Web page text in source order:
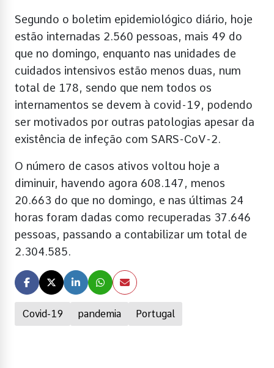
Covid-19 pandemia Portugal
Segundo o boletim epidemiológico diário, hoje
estão internadas 2.560 pessoas, mais 49 do
que no domingo, enquanto nas unidades de
cuidados intensivos estão menos duas, num
total de 178, sendo que nem todos os
internamentos se devem à covid-19, podendo
ser motivados por outras patologias apesar da
existência de infeção com SARS-CoV-2.
O número de casos ativos voltou hoje a
diminuir, havendo agora 608.147, menos
20.663 do que no domingo, e nas últimas 24
horas foram dadas como recuperadas 37.646
pessoas, passando a contabilizar um total de
2.304.585.